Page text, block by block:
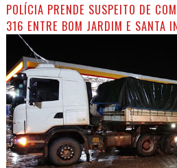
POLÍCIA PRENDE SUSPEITO DE
316 ENTRE BOM JARDIM E SANTA